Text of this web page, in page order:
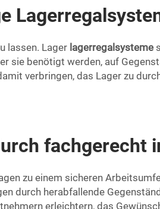
lassen. Lager lagerregalsysteme
sie benötigt werden, auf
verbringen, das Lager zu
fachgerecht
zu einem sicheren
durch herabfallende
erleichtern, das